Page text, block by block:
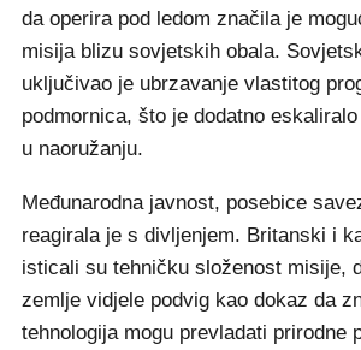
da operira pod ledom značila je
misija blizu sovjetskih obala.
uključivao je ubrzavanje vlastitog
podmornica, što je dodatno
u naoružanju.
Međunarodna javnost, posebice
reagirala je s divljenjem. Britanski i
isticali su tehničku složenost misije,
zemlje vidjele podvig kao dokaz da
tehnologija mogu prevladati prirodne